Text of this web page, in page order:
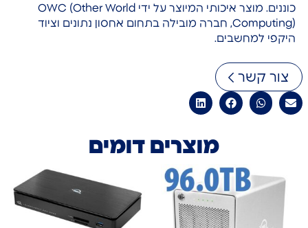
כוננים. מוצר איכותי המיוצר על ידי OWC (Other World
Computing), חברה מובילה בתחום אחסון נתונים וציוד
היקפי למחשבים.
צור קשר
מוצרים דומים